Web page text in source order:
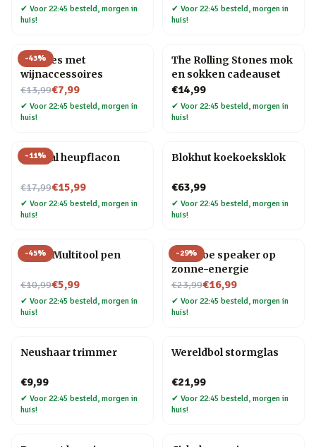
✔ Voor 22:45 besteld, morgen in
huis!
✔ Voor 22:45 besteld, morgen in
huis!
-43%
Wijnfles met
wijnaccessoires
€13,99
Nu voor€7,99
✔ Voor 22:45 besteld, morgen in
huis!
The Rolling Stones mok
en sokken cadeauset
€14,99
✔ Voor 22:45 besteld, morgen in
huis!
-11%
Golfbal heupflacon
€17,99
Nu voor€15,99
✔ Voor 22:45 besteld, morgen in
huis!
Blokhut koekoeksklok
€63,99
✔ Voor 22:45 besteld, morgen in
huis!
-45%
6-in-1 Multitool pen
€10,99
Nu voor€5,99
✔ Voor 22:45 besteld, morgen in
huis!
-29%
Bamboe speaker op
zonne-energie
€23,99
Nu voor€16,99
✔ Voor 22:45 besteld, morgen in
huis!
Neushaar trimmer
€9,99
✔ Voor 22:45 besteld, morgen in
huis!
Wereldbol stormglas
€21,99
✔ Voor 22:45 besteld, morgen in
huis!